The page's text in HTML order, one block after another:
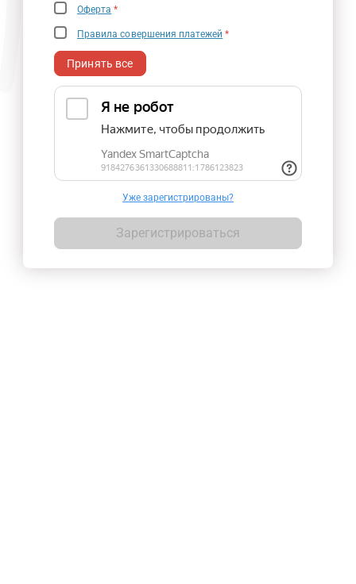
Оферта *
Правила совершения платежей *
Принять все
Уже зарегистрированы?
Зарегистрироваться